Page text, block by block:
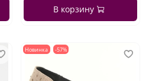
В корзину
Новинка -57%